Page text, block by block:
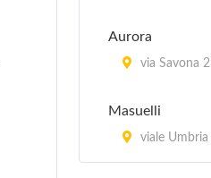
Aurora
via Savona
Masuelli
viale